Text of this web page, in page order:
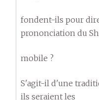
fondent-ils pour
prononciation du
mobile ?
S'agit-il d'une
ils seraient les